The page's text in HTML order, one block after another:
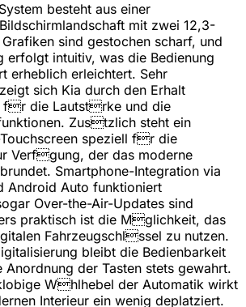
besteht aus einer
mit zwei 12,3-
sind gestochen scharf, und
intuitiv, was die Bedienung
erheblich erleichtert. Sehr
sich Kia durch den Erhalt
fr die Lautstrke und die
Zustzlich steht ein
speziell fr die
Verfgung, der das moderne
Smartphone-Integration via
Android Auto funktioniert
Over-the-Air-Updates sind
praktisch ist die Mglichkeit, das
Fahrzeugschlssel zu nutzen.
bleibt die Bedienbarkeit
der Tasten stets gewahrt.
Whlhebel der Automatik wirkt
Interieur ein wenig deplatziert.